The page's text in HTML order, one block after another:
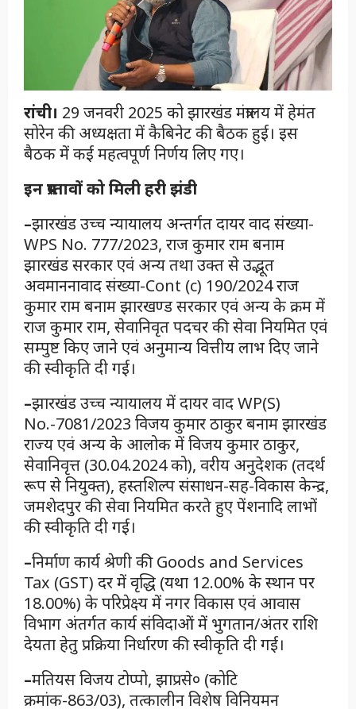
रांची। 29 जनवरी 2025 को झारखंड मंत्रालय में हेमंत
सोरेन की अध्यक्षता में कैबिनेट की बैठक हुई। इस
बैठक में कई महत्वपूर्ण निर्णय लिए गए।
इन प्रस्तावों को मिली हरी झंडी
–झारखंड उच्च न्यायालय अन्तर्गत दायर वाद संख्या-
WPS No. 777/2023, राज कुमार राम बनाम
झारखंड सरकार एवं अन्य तथा उक्त से उद्भूत
अवमाननावाद संख्या-Cont (c) 190/2024 राज
कुमार राम बनाम झारखण्ड सरकार एवं अन्य के क्रम में
राज कुमार राम, सेवानिवृत पदचर की सेवा नियमित एवं
सम्पुष्ट किए जाने एवं अनुमान्य वित्तीय लाभ दिए जाने
की स्वीकृति दी गई।
–झारखंड उच्च न्यायालय में दायर वाद WP(S)
No.-7081/2023 विजय कुमार ठाकुर बनाम झारखंड
राज्य एवं अन्य के आलोक में विजय कुमार ठाकुर,
सेवानिवृत्त (30.04.2024 को), वरीय अनुदेशक (तदर्थ
रूप से नियुक्त), हस्तशिल्प संसाधन-सह-विकास केन्द्र,
जमशेदपुर की सेवा नियमित करते हुए पेंशनादि लाभों
की स्वीकृति दी गई।
–निर्माण कार्य श्रेणी की Goods and Services
Tax (GST) दर में वृद्धि (यथा 12.00% के स्थान पर
18.00%) के परिप्रेक्ष्य में नगर विकास एवं आवास
विभाग अंतर्गत कार्य संविदाओं में भुगतान/अंतर राशि
देयता हेतु प्रक्रिया निर्धारण की स्वीकृति दी गई।
–मतियस विजय टोप्पो, झाप्रसे० (कोटि
क्रमांक-863/03), तत्कालीन विशेष विनियमन